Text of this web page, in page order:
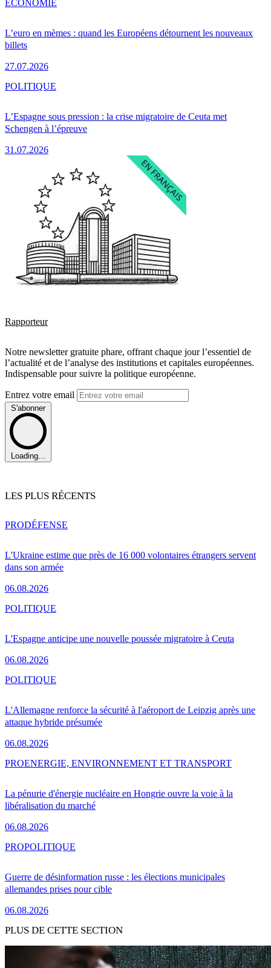
L’euro en mèmes : quand les Européens détournent les nouveaux
billets
27.07.2026
ÉCONOMIE
L’Espagne sous pression : la crise migratoire de Ceuta met
Schengen à l’épreuve
31.07.2026
POLITIQUE
Rapporteur
Notre newsletter gratuite phare, offrant chaque jour l’essentiel de
l’actualité et de l’analyse des institutions et capitales européennes.
Indispensable pour suivre la politique européenne.
Entrez votre email
S'abonner
Loading...
LES PLUS RÉCENTS
L'Ukraine estime que près de 16 000 volontaires étrangers servent
dans son armée
06.08.2026
PRODÉFENSE
L'Espagne anticipe une nouvelle poussée migratoire à Ceuta
06.08.2026
POLITIQUE
L'Allemagne renforce la sécurité à l'aéroport de Leipzig après une
attaque hybride présumée
06.08.2026
POLITIQUE
La pénurie d'énergie nucléaire en Hongrie ouvre la voie à la
libéralisation du marché
06.08.2026
PROENERGIE, ENVIRONNEMENT ET TRANSPORT
Guerre de désinformation russe : les élections municipales
allemandes prises pour cible
06.08.2026
PROPOLITIQUE
PLUS DE CETTE SECTION